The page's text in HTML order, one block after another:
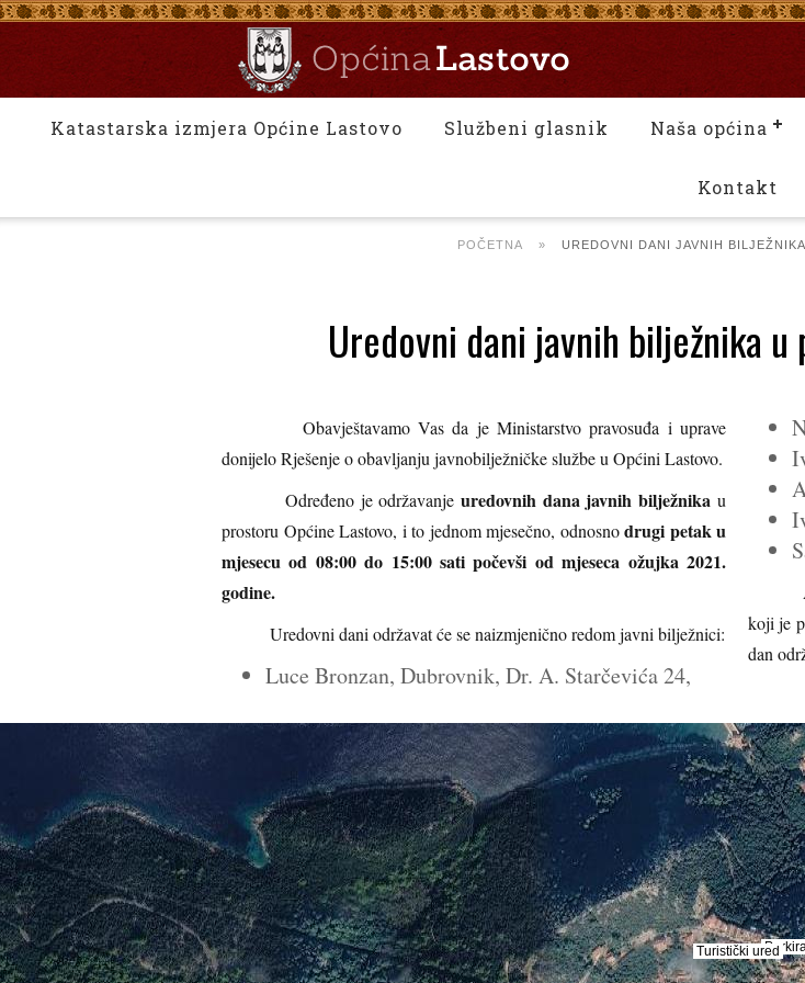
Katastarska izmjera Općine Lastovo Službeni glasnik Naša općina
Kontakt
POČETNA » UREDOVNI DANI JAVNIH
Uredovni dani javnih bilježnika
Obavještavamo Vas da je Ministarstvo pravosuđa i uprave
donijelo Rješenje o obavljanju javnobilježničke službe u Općini Lastovo.
Određeno je održavanje uredovnih dana javnih bilježnika u
prostoru Općine Lastovo, i to jednom mjesečno, odnosnodrugi petak u
mjesecu od 08:00 do 15:00 sati počevši od mjeseca ožujka 2021.
godine.
Uredovni dani održavat će se naizmjenično redom javni bilježnici:
Luce Bronzan, Dubrovnik, Dr. A. Starčevića 24,
Ako
koji je
dan
Turistički ured
Turistički ured